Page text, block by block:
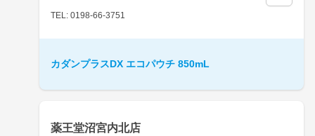
TEL: 0198-66-3751
カダンプラスDX エコパウチ 850mL
薬王堂沼宮内北店